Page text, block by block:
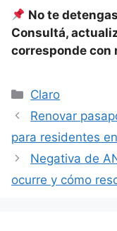
No te
Consultá,
corresponde con
Categorías
Claro
Renovar
para residentes
Negativa de
ocurre y cómo